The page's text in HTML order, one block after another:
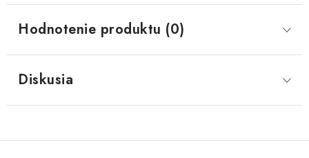
Hodnotenie produktu (0)
Diskusia